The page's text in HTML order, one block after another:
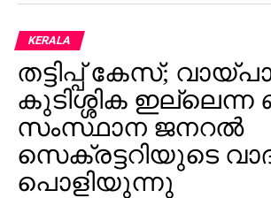
KERALA
തട്ടിപ്പ് കേസ്;
കുടിശ്ശിക ഇല്ലെന്ന
സംസ്ഥാന ജനറല്‍
സെക്രട്ടറിയുടെ
പൊളിയുന്നു